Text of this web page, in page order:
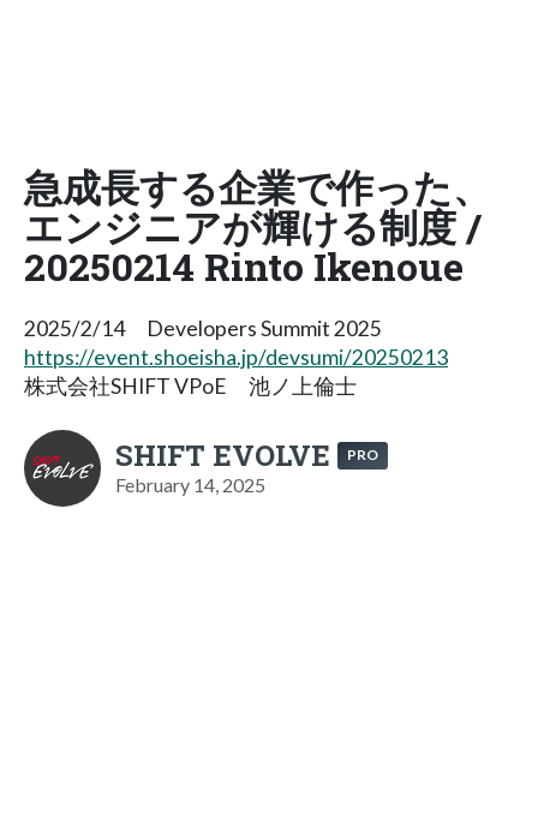
急成長する企業で作った、
エンジニアが輝ける制度 /
20250214 Rinto Ikenoue
2025/2/14 Developers Summit 2025
https://event.shoeisha.jp/devsumi/20250213
株式会社SHIFT VPoE 池ノ上倫士
SHIFT EVOLVE PRO
February 14, 2025